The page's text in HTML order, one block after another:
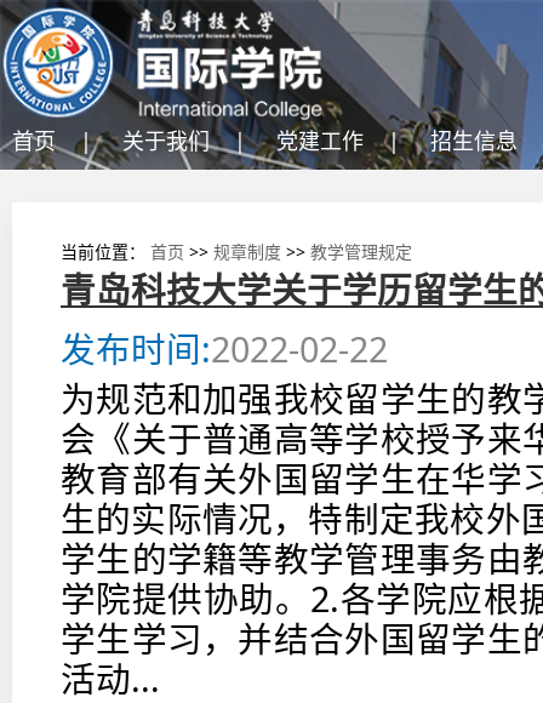
首页 | 关于我们 | 党建工作 | 招生信息
当前位置： 首页 >> 规章制度 >> 教学管理规定
青岛科技大学关于学历留学生
发布时间:2022-02-22
为规范和加强我校留学生的
会《关于普通高等学校授予来
教育部有关外国留学生在华学
生的实际情况，特制定我校外
学生的学籍等教学管理事务由
学院提供协助。2.各学院应根
学生学习，并结合外国留学生
活动...